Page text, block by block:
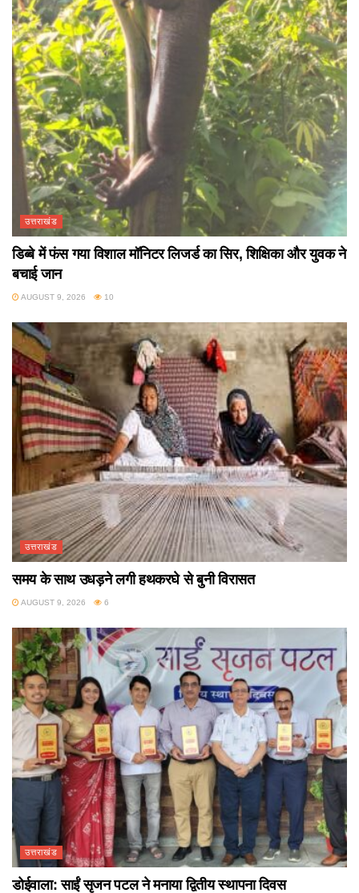
उत्तराखंड
डिब्बे में फंस गया विशाल मॉनिटर लिजर्ड का सिर, शिक्षिका और युवक ने
बचाई जान
AUGUST 9, 2026 10
उत्तराखंड
समय के साथ उधड़ने लगी हथकरघे से बुनी विरासत
AUGUST 9, 2026 6
उत्तराखंड
डोईवाला: साईं सृजन पटल ने मनाया द्वितीय स्थापना दिवस